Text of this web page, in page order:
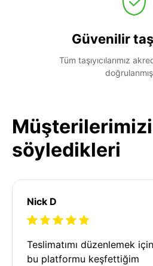
Güvenilir
Tüm taşıyıcılarımız
söyledikleri
Nick D
Teslimatımı düzenlemek için
bu platformu keşfettiğim